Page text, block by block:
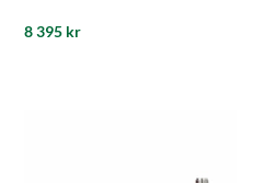
8 395 kr